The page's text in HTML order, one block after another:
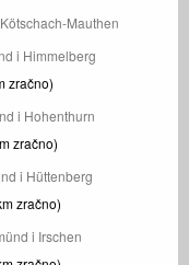
Mauthen
i Himmelberg
zračno)
i Hohenthurn
zračno)
i Hüttenberg
zračno)
i Irschen